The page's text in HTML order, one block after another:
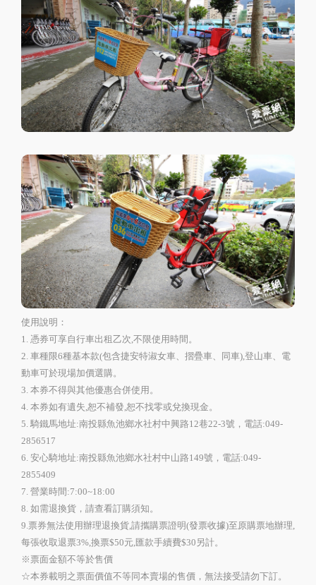
使用說明：
1. 憑券可享自行車出租乙次,不限使用時間。
2. 車種限6種基本款(包含捷安特淑女車、摺疊車、同車),登山車、電
動車可於現場加價選購。
3. 本券不得與其他優惠合併使用。
4. 本券如有遺失,恕不補發,恕不找零或兌換現金。
5. 騎鐵馬地址:南投縣魚池鄉水社村中興路12巷22-3號，電話:049-
2856517
6. 安心騎地址:南投縣魚池鄉水社村中山路149號，電話:049-
2855409
7. 營業時間:7:00~18:00
8. 如需退換貨，請查看訂購須知。
9.票券無法使用辦理退換貨,請攜購票證明(發票收據)至原購票地辦理,
每張收取退票3%,換票$50元,匯款手續費$30另計。
※票面金額不等於售價
☆本券載明之票面價值不等同本賣場的售價，無法接受請勿下訂。